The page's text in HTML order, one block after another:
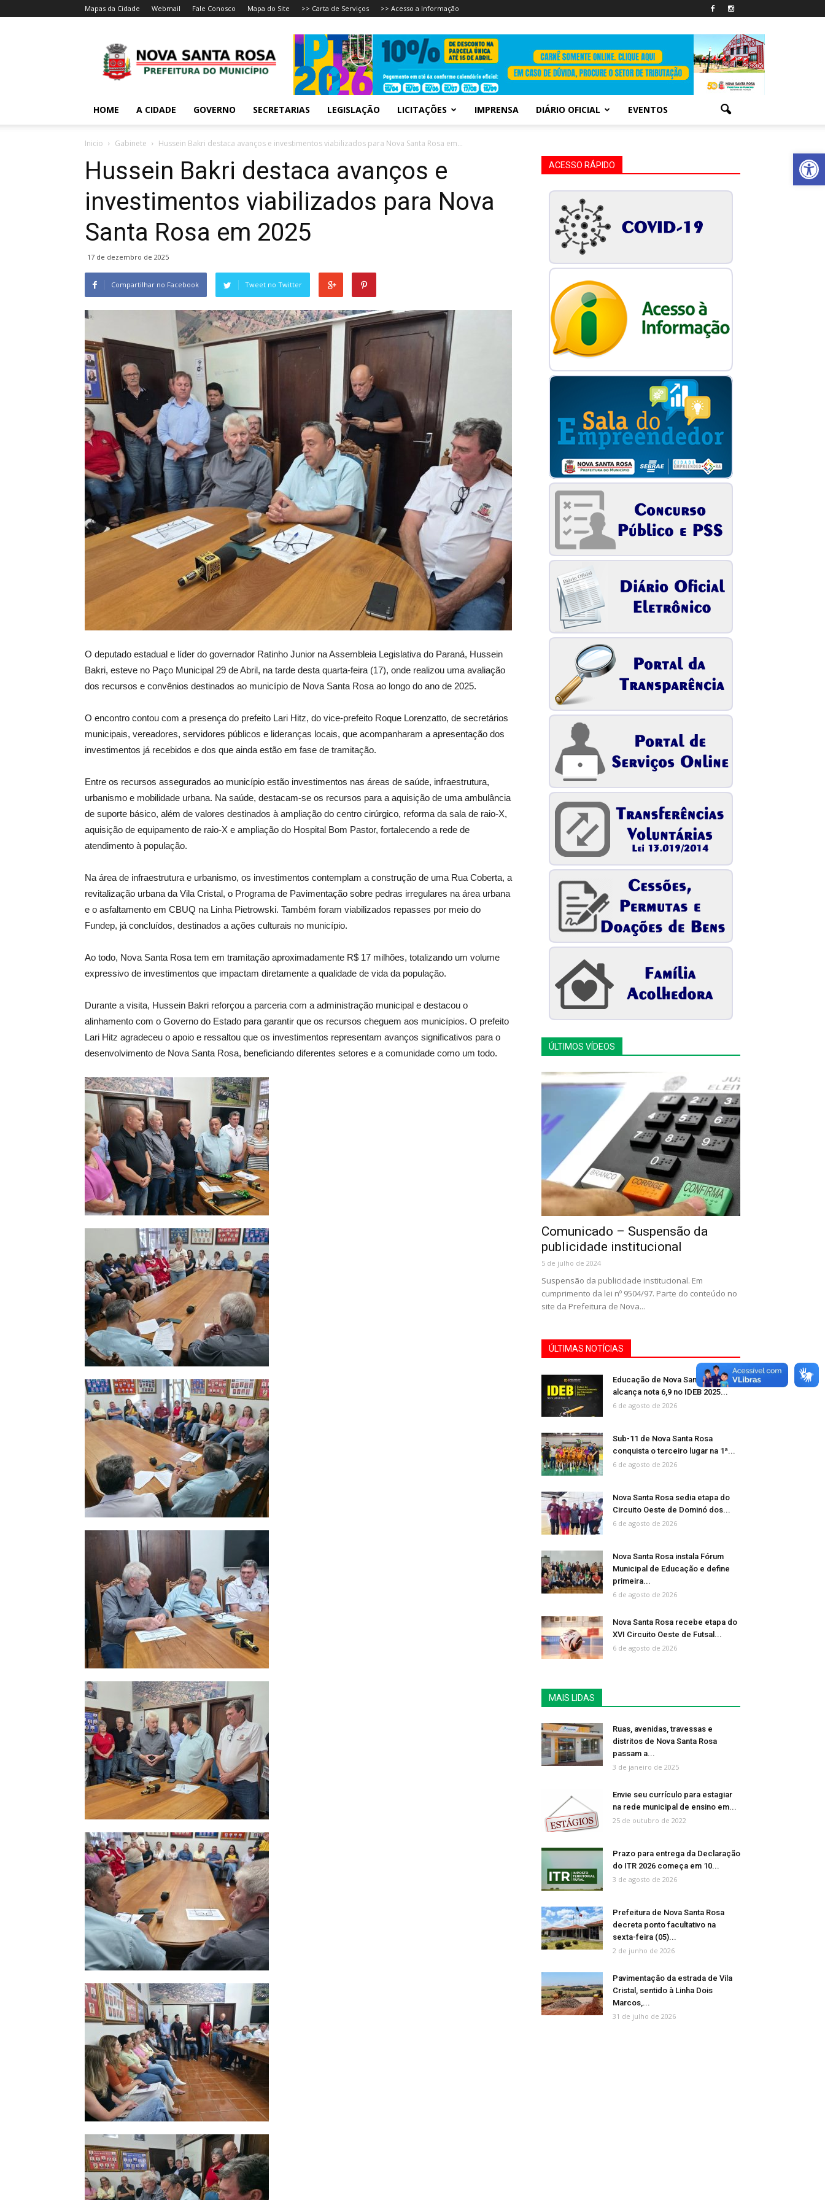
Abrir
Mapas da Cidade Webmail Fale Conosco Mapa do Site >> Carta de Serviços >> Acesso a Informação
HOME A CIDADE GOVERNO SECRETARIAS LEGISLAÇÃO LICITAÇÕES IMPRENSA DIÁRIO OFICIAL EVENTOS
Inicio Gabinete Hussein Bakri destaca avanços e investimentos viabilizados para Nova Santa Rosa em...
Hussein Bakri destaca avanços e
investimentos viabilizados para Nova
Santa Rosa em 2025
17 de dezembro de 2025
Compartilhar no Facebook Tweet no Twitter
O deputado estadual e líder do governador Ratinho Junior na Assembleia Legislativa do Paraná, Hussein
Bakri, esteve no Paço Municipal 29 de Abril, na tarde desta quarta-feira (17), onde realizou uma avaliação
dos recursos e convênios destinados ao município de Nova Santa Rosa ao longo do ano de 2025.
O encontro contou com a presença do prefeito Lari Hitz, do vice-prefeito Roque Lorenzatto, de secretários
municipais, vereadores, servidores públicos e lideranças locais, que acompanharam a apresentação dos
investimentos já recebidos e dos que ainda estão em fase de tramitação.
Entre os recursos assegurados ao município estão investimentos nas áreas de saúde, infraestrutura,
urbanismo e mobilidade urbana. Na saúde, destacam-se os recursos para a aquisição de uma ambulância
de suporte básico, além de valores destinados à ampliação do centro cirúrgico, reforma da sala de raio-X,
aquisição de equipamento de raio-X e ampliação do Hospital Bom Pastor, fortalecendo a rede de
atendimento à população.
Na área de infraestrutura e urbanismo, os investimentos contemplam a construção de uma Rua Coberta, a
revitalização urbana da Vila Cristal, o Programa de Pavimentação sobre pedras irregulares na área urbana
e o asfaltamento em CBUQ na Linha Pietrowski. Também foram viabilizados repasses por meio do
Fundep, já concluídos, destinados a ações culturais no município.
Ao todo, Nova Santa Rosa tem em tramitação aproximadamente R$ 17 milhões, totalizando um volume
expressivo de investimentos que impactam diretamente a qualidade de vida da população.
Durante a visita, Hussein Bakri reforçou a parceria com a administração municipal e destacou o
alinhamento com o Governo do Estado para garantir que os recursos cheguem aos municípios. O prefeito
Lari Hitz agradeceu o apoio e ressaltou que os investimentos representam avanços significativos para o
desenvolvimento de Nova Santa Rosa, beneficiando diferentes setores e a comunidade como um todo.
ACESSO RÁPIDO
ÚLTIMOS VÍDEOS
Comunicado – Suspensão da
publicidade institucional
5 de julho de 2024
Suspensão da publicidade institucional. Em
cumprimento da lei nº 9504/97. Parte do conteúdo no
site da Prefeitura de Nova...
ÚLTIMAS NOTÍCIAS
Educação de Nova Santa Rosa
alcança nota 6,9 no IDEB 2025...
6 de agosto de 2026
Sub-11 de Nova Santa Rosa
conquista o terceiro lugar na 1ª...
6 de agosto de 2026
Nova Santa Rosa sedia etapa do
Circuito Oeste de Dominó dos...
6 de agosto de 2026
Nova Santa Rosa instala Fórum
Municipal de Educação e define
primeira...
6 de agosto de 2026
Nova Santa Rosa recebe etapa do
XVI Circuito Oeste de Futsal...
6 de agosto de 2026
MAIS LIDAS
Ruas, avenidas, travessas e
distritos de Nova Santa Rosa
passam a...
3 de janeiro de 2025
Envie seu currículo para estagiar
na rede municipal de ensino em...
25 de outubro de 2022
Prazo para entrega da Declaração
do ITR 2026 começa em 10...
3 de agosto de 2026
Prefeitura de Nova Santa Rosa
decreta ponto facultativo na
sexta-feira (05)...
2 de junho de 2026
Pavimentação da estrada de Vila
Cristal, sentido à Linha Dois
Marcos,...
31 de julho de 2026